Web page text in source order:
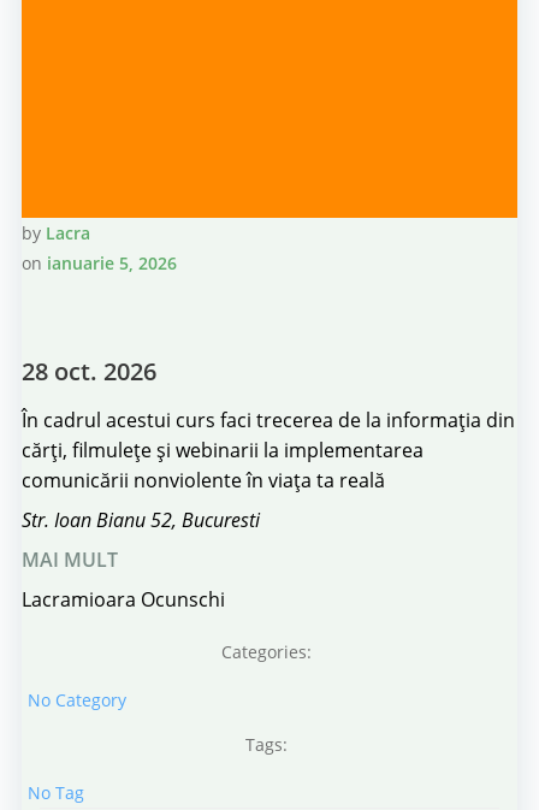
by Lacra
on ianuarie 5, 2026
28 oct. 2026
În cadrul acestui curs faci trecerea de la informația din
cărți, filmulețe și webinarii la implementarea
comunicării nonviolente în viața ta reală
Str. Ioan Bianu 52, Bucuresti
MAI MULT
Lacramioara Ocunschi
Categories:
No Category
Tags:
No Tag